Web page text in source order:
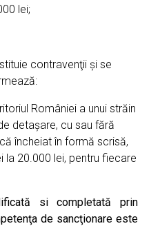
lei;
contravenţii şi se
României a unui străin
detaşare, cu sau fără
încheiat în formă scrisă,
la 20.000 lei, pentru fiecare
si completată prin
de sancţionare este